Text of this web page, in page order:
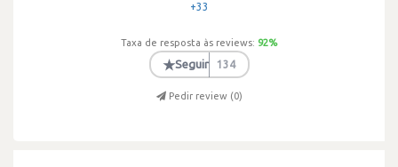
+33
Taxa de resposta às reviews: 92%
★Seguir 134
Pedir review (0)